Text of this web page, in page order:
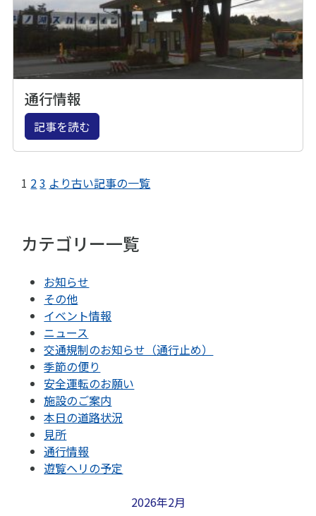
通行情報
記事を読む
1 23 より古い記事の一覧
カテゴリー一覧
お知らせ
その他
イベント情報
ニュース
交通規制のお知らせ（通行止め）
季節の便り
安全運転のお願い
施設のご案内
本日の道路状況
見所
通行情報
遊覧ヘリの予定
2026年2月